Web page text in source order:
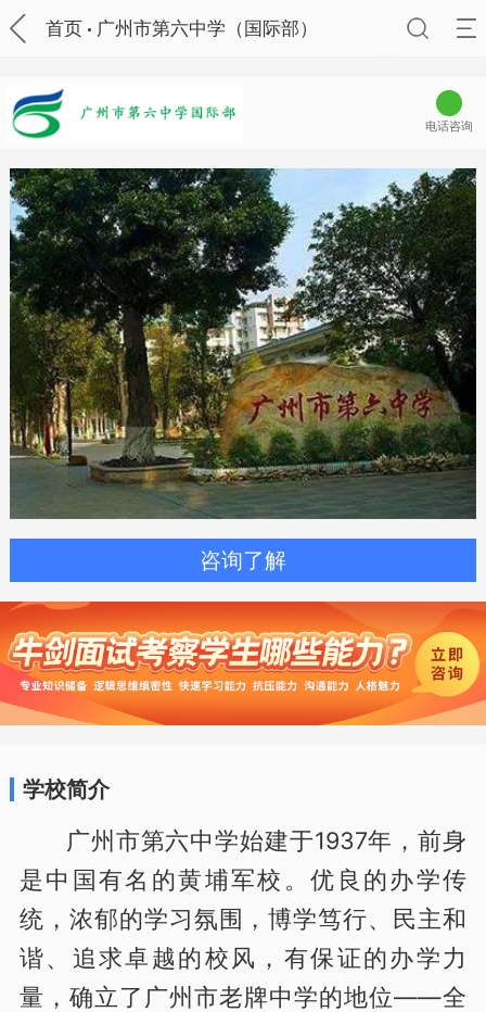
首页 广州市第六中学（国际部）
电话咨询
咨询了解
学校简介
广州市第六中学始建于1937年，前身
是中国有名的黄埔军校。优良的办学传
统，浓郁的学习氛围，博学笃行、民主和
谐、追求卓越的校风，有保证的办学力
量，确立了广州市老牌中学的地位——全